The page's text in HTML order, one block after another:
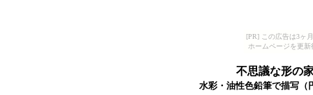
[PR] この広告は3ヶ
ホームページを更
不思議な形の
水彩・油性色鉛筆で描写（